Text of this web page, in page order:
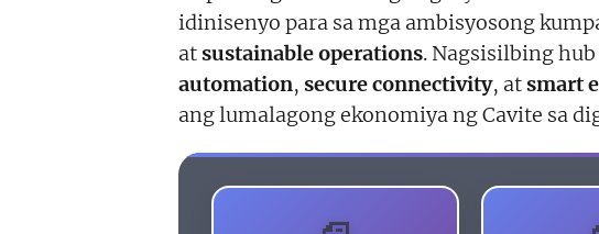
idinisenyo para sa mga ambisyosong
at sustainable operations. Nagsisilbing
automation, secure connectivity, at smart
ang lumalagong ekonomiya ng Cavite sa